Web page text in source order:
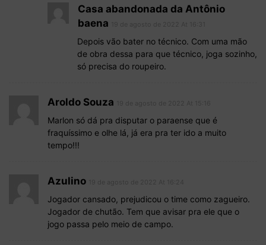
Casa abandonada da Antônio
baena
Depois vão bater no técnico. Com uma mão
de obra dessa para que técnico, joga sozinho,
só precisa do roupeiro.
Aroldo Souza
Marlon só dá pra disputar o paraense que é
fraquíssimo e olhe lá, já era pra ter ido a muito
tempo!!!
Azulino
Jogador cansado, prejudicou o time como zagueiro.
Jogador de chutão. Tem que avisar pra ele que o
jogo passa pelo meio de campo.